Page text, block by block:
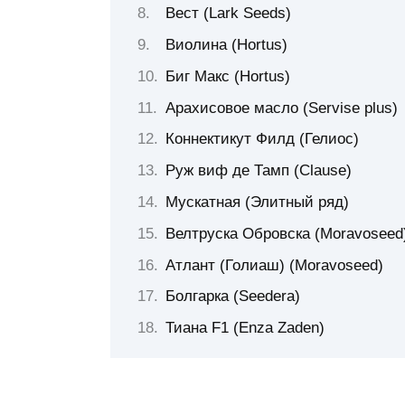
Вест (Lark Seeds)
Виолина (Hortus)
Биг Макс (Hortus)
Арахисовое масло (Servise plus)
Коннектикут Филд (Гелиос)
Руж виф де Тамп (Clause)
Мускатная (Элитный ряд)
Велтруска Обровска
Атлант (Голиаш) (Moravoseed)
Болгарка (Seedera)
Тиана F1 (Enza Zaden)